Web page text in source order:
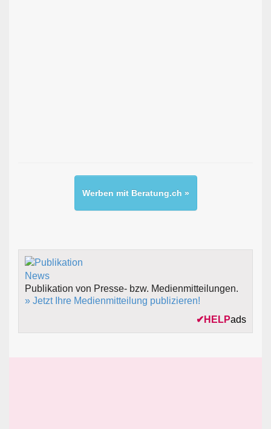
Werben mit Beratung.ch »
Publikation von Presse- bzw. Medienmitteilungen.
» Jetzt Ihre Medienmitteilung publizieren!
✔ HELPads